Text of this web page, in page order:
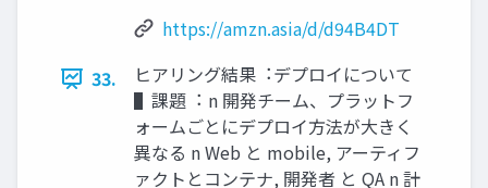
https://amzn.asia/d/d94B4DT
33.
ヒアリング結果︓デプロイについて
▌課題︓ n 開発チーム、プラットフ
ォームごとにデプロイ⽅法が⼤きく
異なる n Web と mobile, アーティフ
ァクトとコンテナ, 開発者 と QA n 計